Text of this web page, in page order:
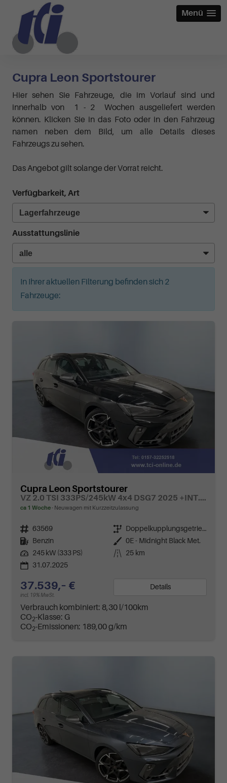
Menü
Cupra Leon Sportstourer
Hier sehen Sie Fahrzeuge, die im Vorlauf sind und
innerhalb von 1 - 2 Wochen ausgeliefert werden
können. Klicken Sie in das Foto oder in den Fahrzeug
namen neben dem Bild, um alle Details dieses
Fahrzeugs zu sehen.
Das Angebot gilt solange der Vorrat reicht.
Verfügbarkeit, Art
Ausstattungslinie
In Ihrer aktuellen Filterung befinden sich 2
Fahrzeuge:
Cupra Leon Sportstourer
VZ 2.0 TSI 333PS/245kW 4x4 DSG7 2025 +INT. DRIVE+MATRIX+AHK+Erweiterte Garantie.
ca 1 Woche Neuwagen mit Kurzzeitzulassung
Fahrzeugnr. 63569 Getriebe
Doppelkupplungsgetriebe (DSG)
Kraftstoff
Benzin Außenfarbe 0E - Midnight Black Met.
Leistung 245 kW (333 PS) Kilometerstand
25 km
31.07.2025
37.539,– €
incl. 19% MwSt.
Details
Verbrauch kombiniert: 8,30 l/100km
CO2-Klasse: G
CO2-Emissionen: 189,00 g/km